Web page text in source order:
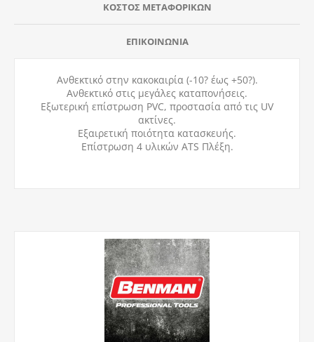
ΚΌΣΤΟΣ ΜΕΤΑΦΟΡΙΚΏΝ
ΕΠΙΚΟΙΝΩΝΊΑ
Ανθεκτικό στην κακοκαιρία (-10? έως +50?).
Ανθεκτικό στις μεγάλες καταπονήσεις.
Εξωτερική επίστρωση PVC, προστασία από τις UV
ακτίνες.
Εξαιρετική ποιότητα κατασκευής.
Επίστρωση 4 υλικών ATS Πλέξη.